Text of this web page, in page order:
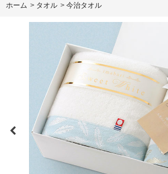
ホーム > タオル > 今治タオル